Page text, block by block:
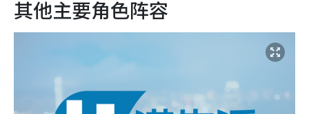
其他主要角色阵容